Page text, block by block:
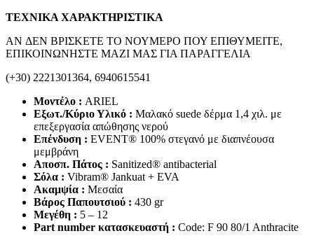
ΤΕΧΝΙΚΑ ΧΑΡΑΚΤΗΡΙΣΤΙΚΑ
AN ΔΕΝ ΒΡΙΣΚΕΤΕ ΤΟ ΝΟΥΜΕΡΟ ΠΟΥ ΕΠΙΘΥΜΕΙΤΕ,
ΕΠΙΚΟΙΝΩΝΗΣΤΕ ΜΑΖΙ ΜΑΣ ΓΙΑ ΠΑΡΑΓΓΕΛΙΑ
(+30) 2221301364, 6940615541
Μοντέλο : ARIEL
Εξωτ./Κύριο Υλικό : Μαλακό suede δέρμα 1,4 χιλ. με
επεξεργασία απώθησης νερού
Επένδυση : EVENT® 100% στεγανό με διαπνέουσα
μεμβράνη
Αποσπ. Πάτος : Sanitized® antibacterial
Σόλα : Vibram® Jankuat + EVA
Ακαμψία : Μεσαία
Βάρος Παπουτσιού : 430 gr
Μεγέθη : 5 – 12
Part number κατασκευαστή : Code: F 90 80/1 Anthracite